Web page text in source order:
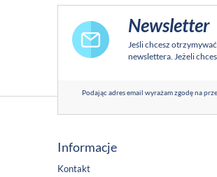
Newsletter
Jeśli chcesz
newslettera. Jeżeli
Podając adres email wyrażam zgodę na
Informacje
Kontakt